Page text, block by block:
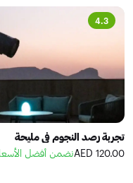
4.3
تجربة رصد النجوم في مليحة
120.00 AED
نضمن أفضل